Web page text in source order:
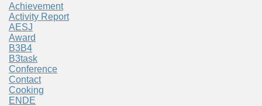
Achievement
Activity Report
AESJ
Award
B3B4
B3task
Conference
Contact
Cooking
ENDE